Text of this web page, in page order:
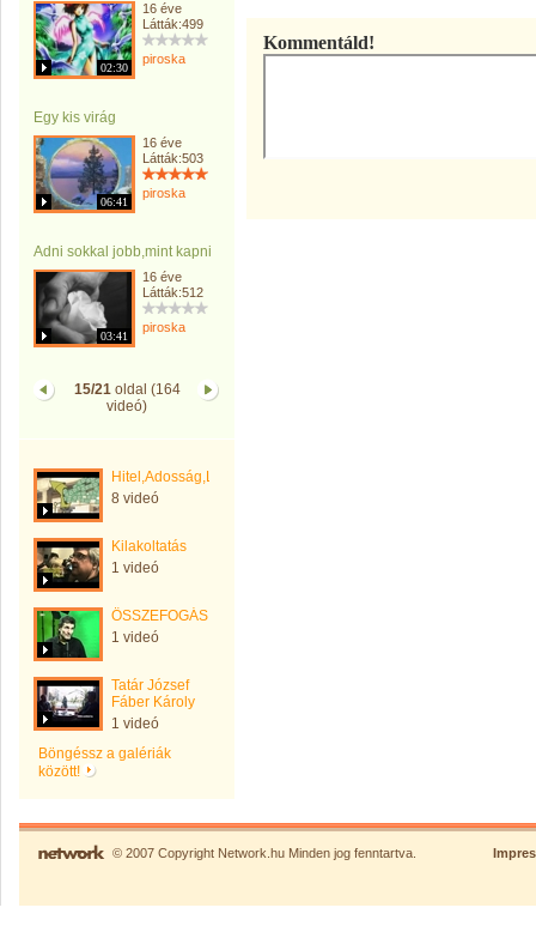
02:30
16 éve
Látták:499
piroska
Egy kis virág
06:41
16 éve
Látták:503
piroska
Adni sokkal jobb,mint kapni
03:41
16 éve
Látták:512
piroska
15/21oldal (164
videó)
Hitel,Adosság,Leleplezés
8 videó
Kilakoltatás
1 videó
ÖSSZEFOGÁS
1 videó
Tatár József
Fáber Károly
1 videó
Böngéssz a galériák
között!
Kommentáld!
© 2007 Copyright Network.hu Minden jog fenntartva.